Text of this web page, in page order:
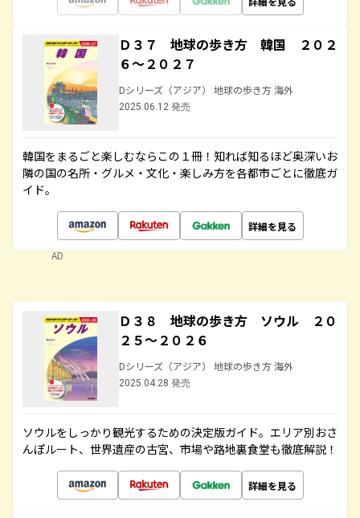
Ｄ３７ 地球の歩き方 韓国 ２０２
６～２０２７
Dシリーズ（アジア） 地球の歩き方 海外
2025.06.12 発売
韓国をまるごと楽しむならこの１冊！知れば知るほど奥深いお
隣の国の名所・グルメ・文化・楽しみ方を各都市ごとに徹底ガ
イド。
詳細を見る
AD
Ｄ３８ 地球の歩き方 ソウル ２０
２５～２０２６
Dシリーズ（アジア） 地球の歩き方 海外
2025.04.28 発売
ソウルをしっかり観光するための決定版ガイド。エリア別おさ
んぽルート、世界遺産の古宮、市場や路地裏食堂も徹底解説！
詳細を見る